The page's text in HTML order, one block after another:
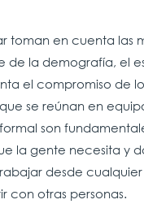
toman en cuenta las
de la demografía, el
el compromiso de
se reúnan en
son
la gente necesita y
desde cualquier
con otras personas.